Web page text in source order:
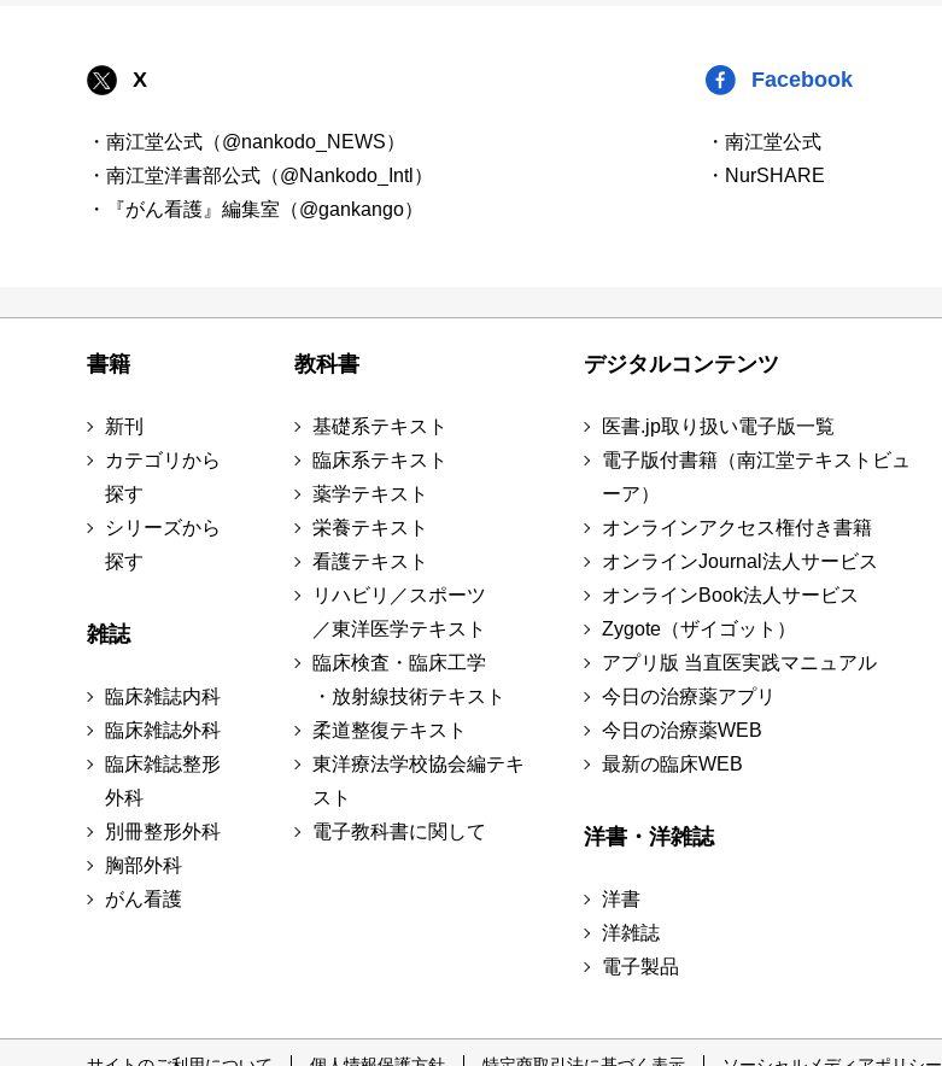
X
・南江堂公式（@nankodo_NEWS）
・南江堂洋書部公式（@Nankodo_Intl）
・『がん看護』編集室（@gankango）
Facebook
・南江堂公式
・NurSHARE
書籍
新刊
カテゴリから
探す
シリーズから
探す
雑誌
臨床雑誌内科
臨床雑誌外科
臨床雑誌整形
外科
別冊整形外科
胸部外科
がん看護
教科書
基礎系テキスト
臨床系テキスト
薬学テキスト
栄養テキスト
看護テキスト
リハビリ／スポーツ
／東洋医学テキスト
臨床検査・臨床工学
・放射線技術テキスト
柔道整復テキスト
東洋療法学校協会編テキ
スト
電子教科書に関して
デジタルコンテンツ
医書.jp取り扱い電子版一覧
電子版付書籍（南江堂テキストビュ
ーア）
オンラインアクセス権付き書籍
オンラインJournal法人サービス
オンラインBook法人サービス
Zygote（ザイゴット）
アプリ版 当直医実践マニュアル
今日の治療薬アプリ
今日の治療薬WEB
最新の臨床WEB
洋書・洋雑誌
洋書
洋雑誌
電子製品